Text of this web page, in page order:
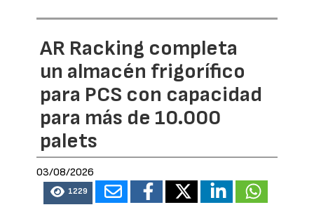
AR Racking completa
un almacén frigorífico
para PCS con capacidad
para más de 10.000
palets
03/08/2026
1229